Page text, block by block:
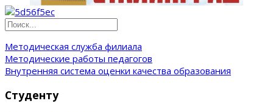
Методическая служба филиала
Методические работы педагогов
Внутренняя система оценки качества образования
Студенту